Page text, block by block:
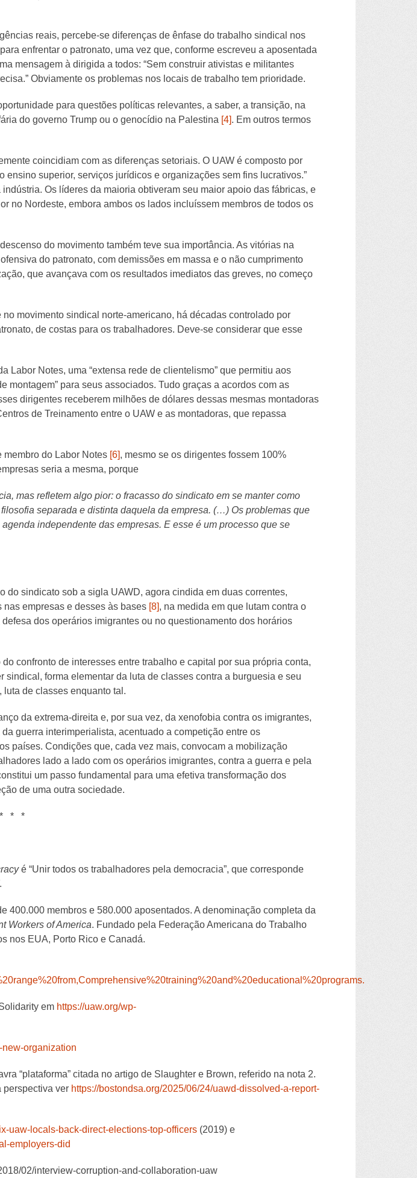
reais, percebe-se diferenças de ênfase do trabalho sindical nos
enfrentar o patronato, uma vez que, conforme escreveu a aposentada
mensagem à dirigida a todos: “Sem construir ativistas e militantes
Obviamente os problemas nos locais de trabalho tem prioridade.
para questões políticas relevantes, a saber, a transição, na
do governo Trump ou o genocídio na Palestina [4]. Em outros termos
coincidiam com as diferenças setoriais. O UAW é composto por
superior, serviços jurídicos e organizações sem fins lucrativos.”
Os líderes da maioria obtiveram seu maior apoio das fábricas, e
no Nordeste, embora ambos os lados incluíssem membros de todos os
do movimento também teve sua importância. As vitórias na
do patronato, com demissões em massa e o não cumprimento
que avançava com os resultados imediatos das greves, no começo
movimento sindical norte-americano, há décadas controlado por
de costas para os trabalhadores. Deve-se considerar que esse
Labor Notes, uma “extensa rede de clientelismo” que permitiu aos
montagem” para seus associados. Tudo graças a acordos com as
dirigentes receberem milhões de dólares dessas mesmas montadoras
de Treinamento entre o UAW e as montadoras, que repassa
membro do Labor Notes [6], mesmo se os dirigentes fossem 100%
seria a mesma, porque
mas refletem algo pior: o fracasso do sindicato em se manter como
separada e distinta daquela da empresa. (…) Os problemas que
independente das empresas. E esse é um processo que se
sindicato sob a sigla UAWD, agora cindida em duas correntes,
empresas e desses às bases [8], na medida em que lutam contra o
dos operários imigrantes ou no questionamento dos horários
confronto de interesses entre trabalho e capital por sua própria conta,
forma elementar da luta de classes contra a burguesia e seu
de classes enquanto tal.
da extrema-direita e, por sua vez, da xenofobia contra os imigrantes,
guerra interimperialista, acentuado a competição entre os
países. Condições que, cada vez mais, convocam a mobilização
lado a lado com os operários imigrantes, contra a guerra e pela
um passo fundamental para uma efetiva transformação dos
de uma outra sociedade.
* * *
é “Unir todos os trabalhadores pela democracia”, que corresponde
400.000 membros e 580.000 aposentados. A denominação completa da
Workers of America. Fundado pela Federação Americana do Trabalho
nos EUA, Porto Rico e Canadá.
.
em https://uaw.org/wp-
organization
“plataforma” citada no artigo de Slaughter e Brown, referido na nota 2.
perspectiva ver https://bostondsa.org/2025/06/24/uawd-dissolved-a-report-
uaw-locals-back-direct-elections-top-officers (2019) e
employers-did
02/interview-corruption-and-collaboration-uaw